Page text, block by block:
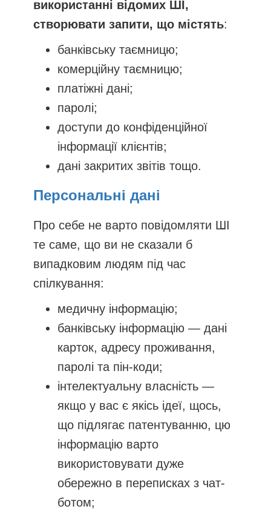
використанні відомих ШІ,
створювати запити, що містять:
банківську таємницю;
комерційну таємницю;
платіжні дані;
паролі;
доступи до конфіденційної
інформації клієнтів;
дані закритих звітів тощо.
Персональні дані
Про себе не варто повідомляти ШІ
те саме, що ви не сказали б
випадковим людям під час
спілкування:
медичну інформацію;
банківську інформацію — дані
карток, адресу проживання,
паролі та пін-коди;
інтелектуальну власність —
якщо у вас є якісь ідеї, щось,
що підлягає патентуванню, цю
інформацію варто
використовувати дуже
обережно в переписках з чат-
ботом;